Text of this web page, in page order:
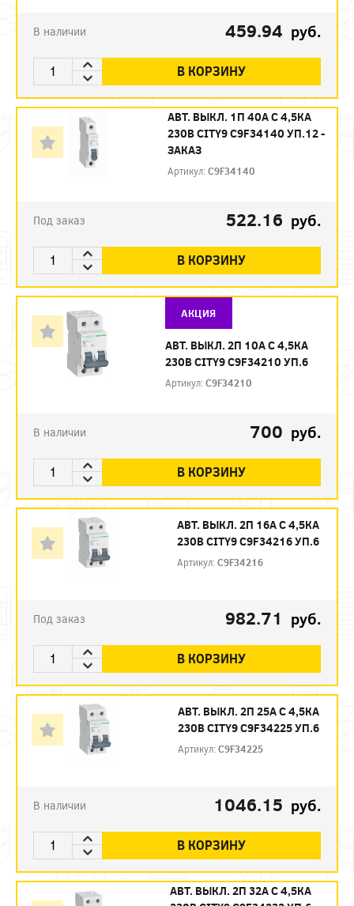
В наличии 459.94 руб.
В КОРЗИНУ
АВТ. ВЫКЛ. 1П 40А С 4,5КА
230В CITY9 C9F34140 УП.12 -
ЗАКАЗ
Артикул:C9F34140
Под заказ 522.16 руб.
В КОРЗИНУ
АКЦИЯ
АВТ. ВЫКЛ. 2П 10А С 4,5КА
230В CITY9 C9F34210 УП.6
Артикул:C9F34210
В наличии 700 руб.
В КОРЗИНУ
АВТ. ВЫКЛ. 2П 16А С 4,5КА
230В CITY9 C9F34216 УП.6
Артикул:C9F34216
Под заказ 982.71 руб.
В КОРЗИНУ
АВТ. ВЫКЛ. 2П 25А С 4,5КА
230В CITY9 C9F34225 УП.6
Артикул:C9F34225
В наличии 1046.15 руб.
В КОРЗИНУ
АВТ. ВЫКЛ. 2П 32А С 4,5КА